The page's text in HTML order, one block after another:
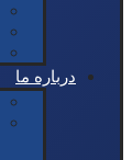
درباره ما